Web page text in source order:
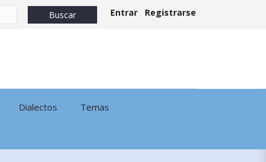
Entrar Registrarse
Dialectos Temas